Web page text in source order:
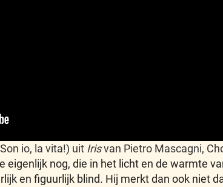
io, la vita!) uit Irisvan Pietro Mascagni,
eigenlijk nog, die in het licht en de warmte
en figuurlijk blind. Hij merkt dan ook niet